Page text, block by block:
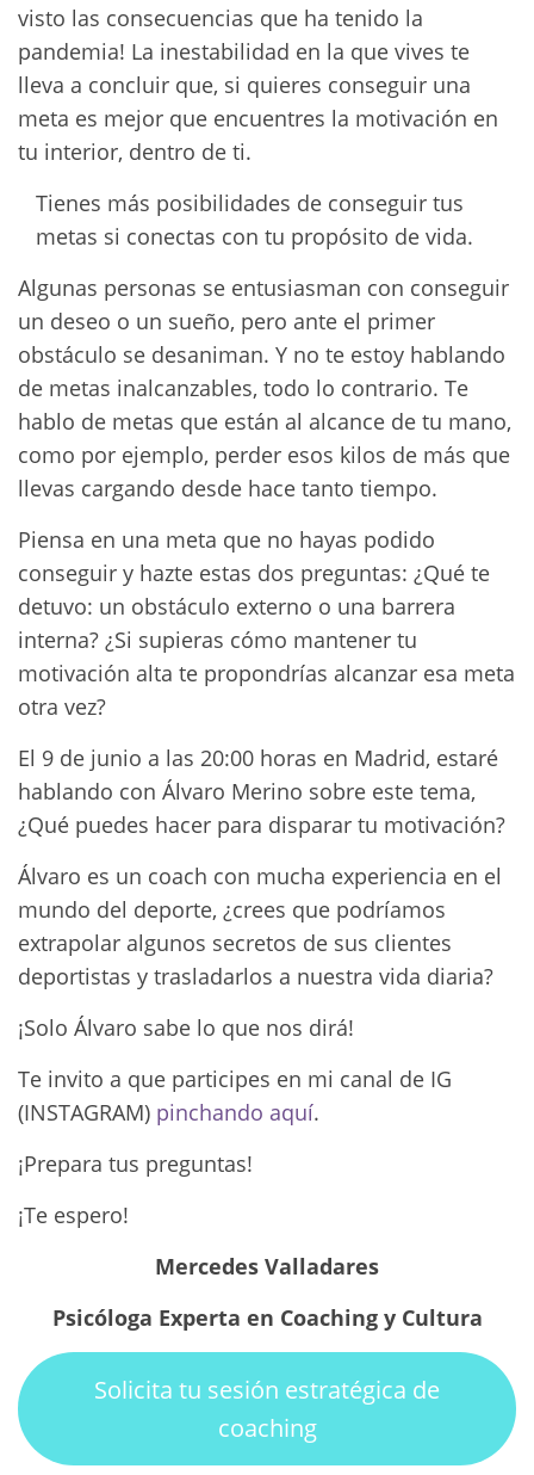
visto las consecuencias que ha tenido la
pandemia! La inestabilidad en la que vives te
lleva a concluir que, si quieres conseguir una
meta es mejor que encuentres la motivación en
tu interior, dentro de ti.
Tienes más posibilidades de conseguir tus
metas si conectas con tu propósito de vida.
Algunas personas se entusiasman con conseguir
un deseo o un sueño, pero ante el primer
obstáculo se desaniman. Y no te estoy hablando
de metas inalcanzables, todo lo contrario. Te
hablo de metas que están al alcance de tu mano,
como por ejemplo, perder esos kilos de más que
llevas cargando desde hace tanto tiempo.
Piensa en una meta que no hayas podido
conseguir y hazte estas dos preguntas: ¿Qué te
detuvo: un obstáculo externo o una barrera
interna? ¿Si supieras cómo mantener tu
motivación alta te propondrías alcanzar esa meta
otra vez?
El 9 de junio a las 20:00 horas en Madrid, estaré
hablando con Álvaro Merino sobre este tema,
¿Qué puedes hacer para disparar tu motivación?
Álvaro es un coach con mucha experiencia en el
mundo del deporte, ¿crees que podríamos
extrapolar algunos secretos de sus clientes
deportistas y trasladarlos a nuestra vida diaria?
¡Solo Álvaro sabe lo que nos dirá!
Te invito a que participes en mi canal de IG
(INSTAGRAM) pinchando aquí.
¡Prepara tus preguntas!
¡Te espero!
Mercedes Valladares
Psicóloga Experta en Coaching y Cultura
Solicita tu sesión estratégica de
coaching